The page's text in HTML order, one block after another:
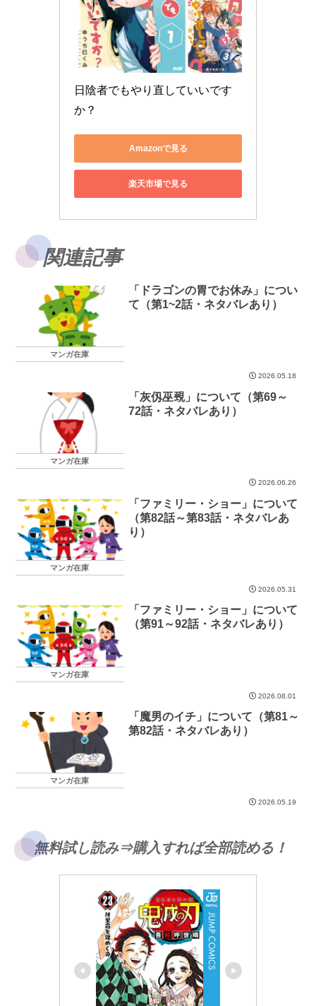
日陰者でもやり直していいです
か？
Amazonで見る
楽天市場で見る
関連記事
マンガ在庫
「ドラゴンの胃でお休み」につい
て（第1~2話・ネタバレあり）
2026.05.18
マンガ在庫
「灰仭巫覡」について（第69～
72話・ネタバレあり）
2026.06.26
マンガ在庫
「ファミリー・ショー」について
（第82話～第83話・ネタバレあ
り）
2026.05.31
マンガ在庫
「ファミリー・ショー」について
（第91～92話・ネタバレあり）
2026.08.01
マンガ在庫
「魔男のイチ」について（第81～
第82話・ネタバレあり）
2026.05.19
無料試し読み⇒購入すれば全部読める！